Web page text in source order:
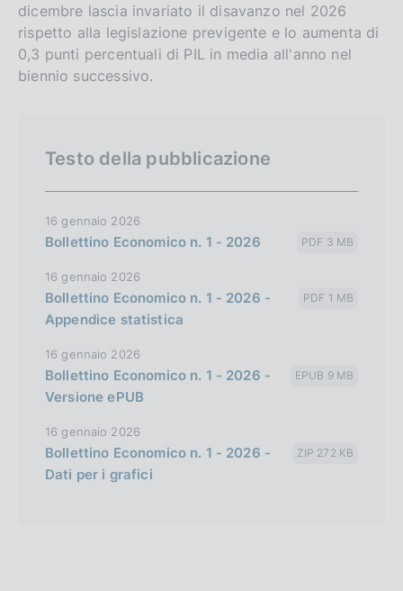
dicembre lascia invariato il disavanzo nel 2026
rispetto alla legislazione previgente e lo aumenta di
0,3 punti percentuali di PIL in media all'anno nel
biennio successivo.
Testo della pubblicazione
16 gennaio 2026
Bollettino Economico n. 1 - 2026 PDF 3 MB
16 gennaio 2026
Bollettino Economico n. 1 - 2026 -
Appendice statistica
PDF 1 MB
16 gennaio 2026
Bollettino Economico n. 1 - 2026 -
Versione ePUB
EPUB 9 MB
16 gennaio 2026
Bollettino Economico n. 1 - 2026 -
Dati per i grafici
ZIP 272 KB